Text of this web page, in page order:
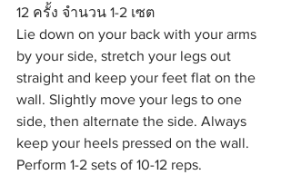
12 ครั้ง จำนวน 1-2 เซต
Lie down on your back with your arms
by your side, stretch your legs out
straight and keep your feet flat on the
wall. Slightly move your legs to one
side, then alternate the side. Always
keep your heels pressed on the wall.
Perform 1-2 sets of 10-12 reps.